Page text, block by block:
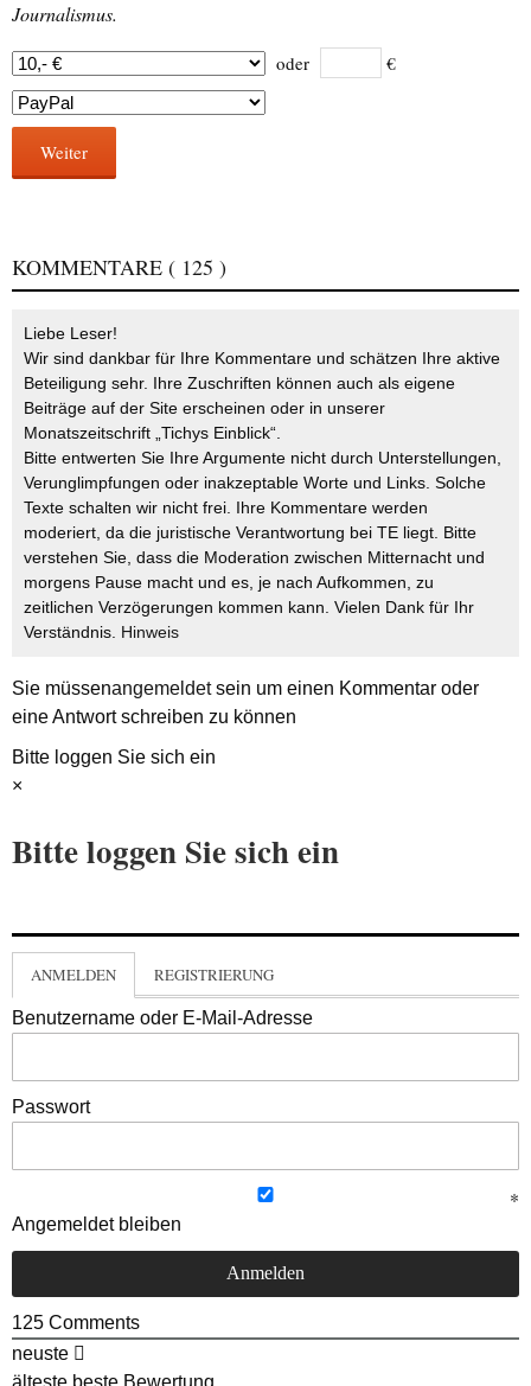
Journalismus.
oder €
Weiter
KOMMENTARE ( 125 )
Liebe Leser!
Wir sind dankbar für Ihre Kommentare und schätzen Ihre aktive
Beteiligung sehr. Ihre Zuschriften können auch als eigene
Beiträge auf der Site erscheinen oder in unserer
Monatszeitschrift „Tichys Einblick“.
Bitte entwerten Sie Ihre Argumente nicht durch Unterstellungen,
Verunglimpfungen oder inakzeptable Worte und Links. Solche
Texte schalten wir nicht frei. Ihre Kommentare werden
moderiert, da die juristische Verantwortung bei TE liegt. Bitte
verstehen Sie, dass die Moderation zwischen Mitternacht und
morgens Pause macht und es, je nach Aufkommen, zu
zeitlichen Verzögerungen kommen kann. Vielen Dank für Ihr
Verständnis. Hinweis
Sie müssenangemeldetsein um einen Kommentar oder
eine Antwort schreiben zu können
Bitte loggen Sie sich ein
×
Bitte loggen Sie sich ein
ANMELDEN REGISTRIERUNG
Benutzername oder E-Mail-Adresse
Passwort
Angemeldet bleiben
125 Comments
neuste